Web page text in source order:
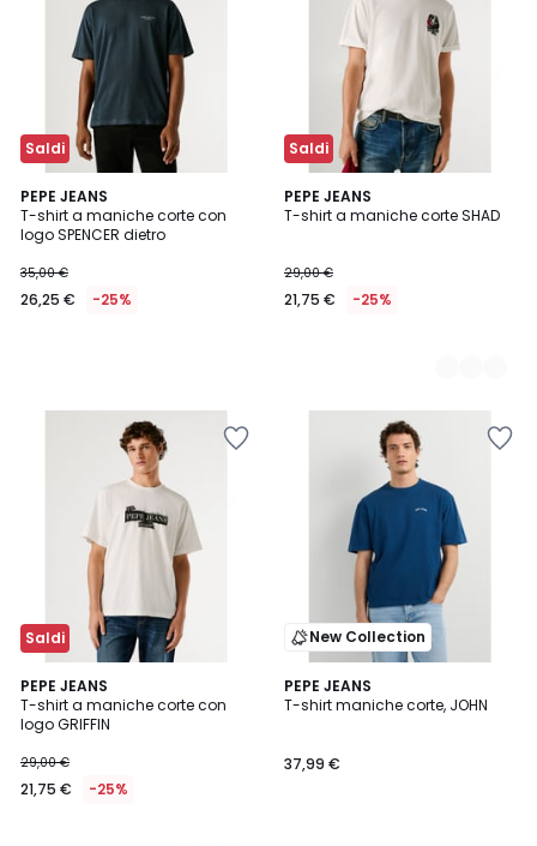
Saldi
PEPE JEANS
T-shirt a maniche corte con
logo SPENCER dietro
35,00 €
26,25 € -25%
Saldi
PEPE JEANS
T-shirt a maniche corte SHAD
29,00 €
21,75 € -25%
2
Colori
Saldi
PEPE JEANS
T-shirt a maniche corte con
logo GRIFFIN
29,00 €
21,75 € -25%
2
Colori
New Collection
PEPE JEANS
T-shirt maniche corte, JOHN
37,99 €